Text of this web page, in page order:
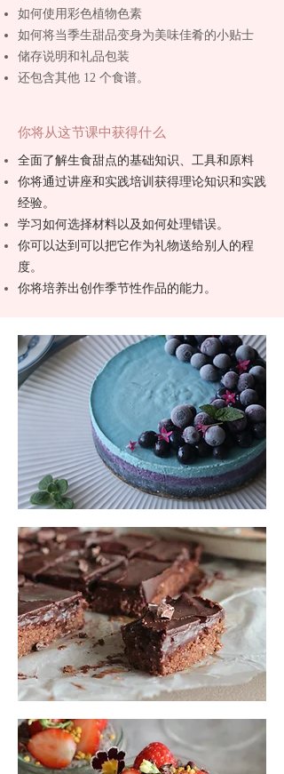
如何使用彩色植物色素
如何将当季生甜品变身为美味佳肴的小贴士
储存说明和礼品包装
还包含其他 12 个食谱。
你将从这节课中获得什么
全面了解生食甜点的基础知识、工具和原料
你将通过讲座和实践培训获得理论知识和实践
经验。
学习如何选择材料以及如何处理错误。
你可以达到可以把它作为礼物送给别人的程
度。
你将培养出创作季节性作品的能力。